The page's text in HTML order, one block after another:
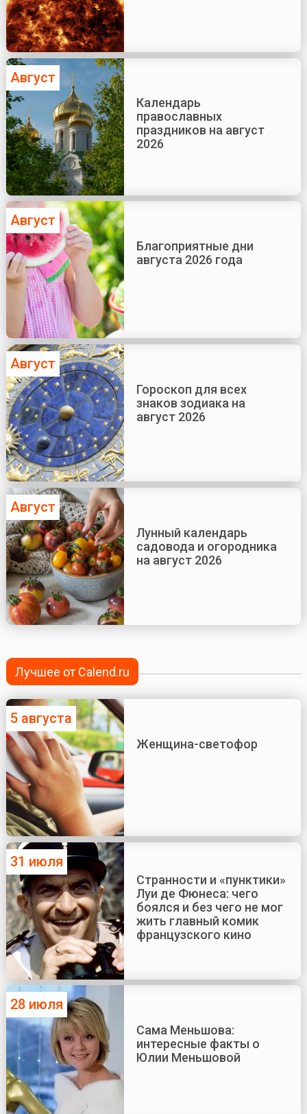
Август
Календарь
православных
праздников на август
2026
Август
Благоприятные дни
августа 2026 года
Август
Гороскоп для всех
знаков зодиака на
август 2026
Август
Лунный календарь
садовода и огородника
на август 2026
Лучшее от Calend.ru
5 августа
Женщина-светофор
31 июля
Странности и «пунктики»
Луи де Фюнеса: чего
боялся и без чего не мог
жить главный комик
французского кино
28 июля
Сама Меньшова:
интересные факты о
Юлии Меньшовой